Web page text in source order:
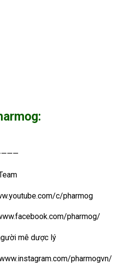
c/pharmog
pharmog/
mê dược lý
pharmogvn/